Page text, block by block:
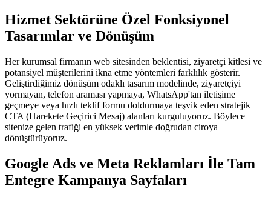
Hizmet Sektörüne Özel Fonksiyonel
Tasarımlar ve Dönüşüm
Her kurumsal firmanın web sitesinden beklentisi, ziyaretçi kitlesi ve
potansiyel müşterilerini ikna etme yöntemleri farklılık gösterir.
Geliştirdiğimiz dönüşüm odaklı tasarım modelinde, ziyaretçiyi
yormayan, telefon araması yapmaya, WhatsApp'tan iletişime
geçmeye veya hızlı teklif formu doldurmaya teşvik eden stratejik
CTA (Harekete Geçirici Mesaj) alanları kurguluyoruz. Böylece
sitenize gelen trafiği en yüksek verimle doğrudan ciroya
dönüştürüyoruz.
Google Ads ve Meta Reklamları İle Tam
Entegre Kampanya Sayfaları